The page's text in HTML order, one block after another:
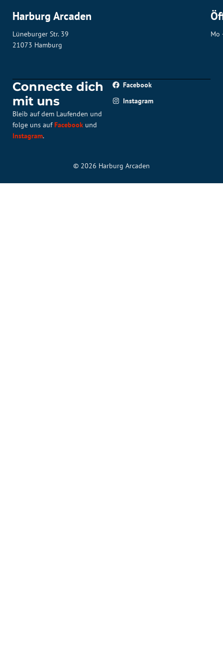
Harburg Arcaden
Lüneburger Str. 39
21073 Hamburg
Mo
Connecte dich
mit uns
Bleib auf dem Laufenden und
folge uns aufFacebook und
Instagram.
Facebook
Instagram
© 2026 Harburg Arcaden